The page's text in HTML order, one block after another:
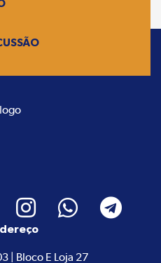
| Bloco E Loja 27